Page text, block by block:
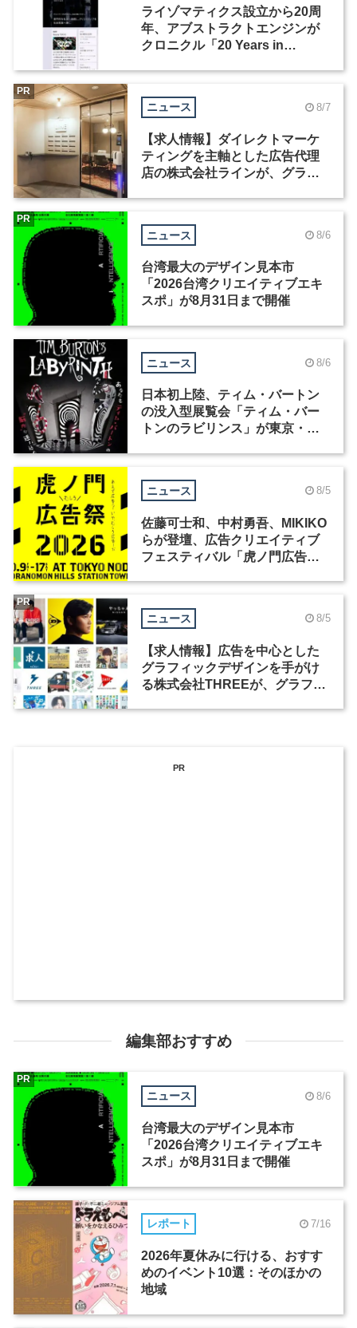
ライゾマティクス設立から20周
年、アブストラクトエンジンが
クロニクル「20 Years in
ニュース 8/7
【求人情報】ダイレクトマーケ
ティングを主軸とした広告代理
店の株式会社ラインが、グラフ
PR
ニュース 8/6
台湾最大のデザイン見本市
「2026台湾クリエイティブエキ
スポ」が8月31日まで開催
PR
ニュース 8/6
日本初上陸、ティム・バートン
の没入型展覧会「ティム・バー
トンのラビリンス」が東京・豊
ニュース 8/5
佐藤可士和、中村勇吾、MIKIKO
らが登壇、広告クリエイティブ
フェスティバル「虎ノ門広告
ニュース 8/5
【求人情報】広告を中心とした
グラフィックデザインを手がけ
る株式会社THREEが、グラフィ
PR
PR
編集部おすすめ
ニュース 8/6
台湾最大のデザイン見本市
「2026台湾クリエイティブエキ
スポ」が8月31日まで開催
PR
レポート 7/16
2026年夏休みに行ける、おすす
めのイベント10選：そのほかの
地域